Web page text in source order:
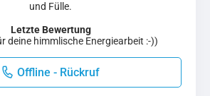
und Fülle.
Letzte Bewertung
deine himmlische Energiearbeit :-))
Offline - Rückruf